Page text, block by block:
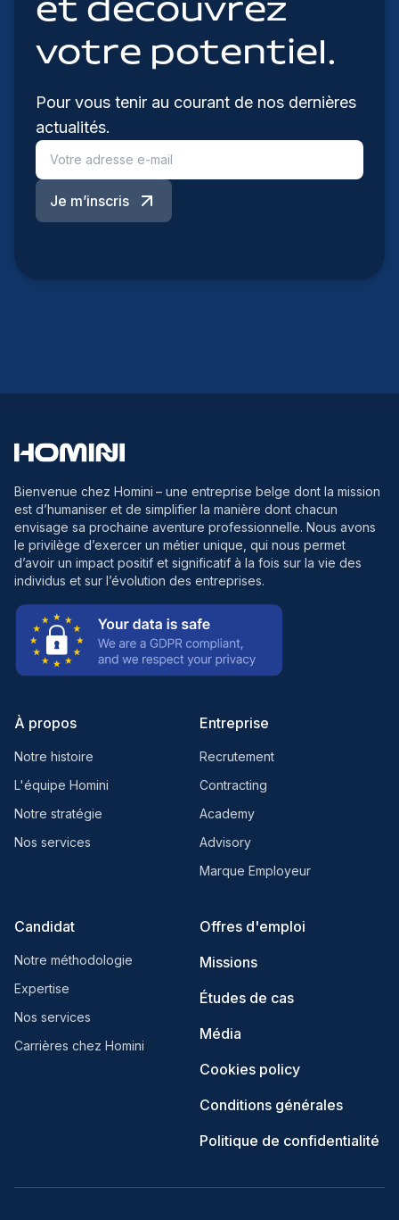
et découvrez
votre potentiel.
Pour vous tenir au courant de nos dernières
actualités.
Je m’inscris
Bienvenue chez Homini – une entreprise belge dont la mission
est d’humaniser et de simplifier la manière dont chacun
envisage sa prochaine aventure professionnelle. Nous avons
le privilège d’exercer un métier unique, qui nous permet
d’avoir un impact positif et significatif à la fois sur la vie des
individus et sur l’évolution des entreprises.
À propos
Notre histoire
L'équipe Homini
Notre stratégie
Nos services
Entreprise
Recrutement
Contracting
Academy
Advisory
Marque Employeur
Candidat
Notre méthodologie
Expertise
Nos services
Carrières chez Homini
Offres d'emploi
Missions
Études de cas
Média
Cookies policy
Conditions générales
Politique de confidentialité